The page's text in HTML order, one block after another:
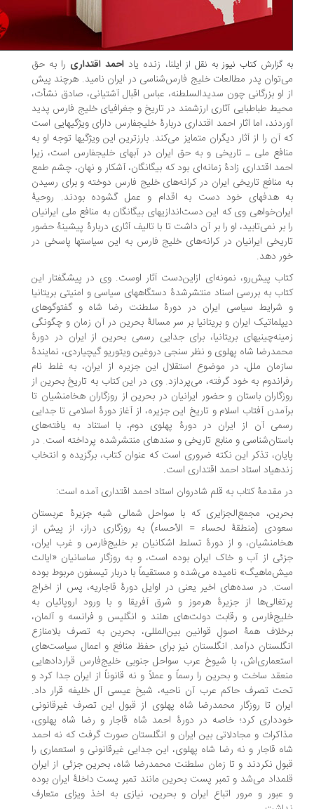
گزارش کتاب نیوز به نقل از ایلنا، زنده یاداحمد اقتداریرا به حق
پدر مطالعات خلیج فارس‌شناسی در ایران نامید. هرچند پیش
او بزرگانی چون سدیدالسلطنه، عباس اقبال آشتیانی، صادق نشأت،
طباطبایی آثاری ارزشمند در تاریخ و جغرافیای خلیج فارس پدید
آوردند، اما آثار احمد اقتداری دربارۀ خلیج‎فارس دارای ویژگیهایی است
آن را از آثار دیگران متمایز می‌کند. بارزترین این ویژگیها توجه او به
منافع ملی ـ تاریخی و به حق ایران در آبهای خلیج‎فارس است، زیرا
اقتداری زادۀ زمانه‌ای بود که بیگانگان، آشکار و نهان، چشم طمع
منافع تاریخی ایران در کرانه‌های خلیج فارس دوخته و برای رسیدن
هدفهای خود دست به اقدام و عمل گشوده بودند. روحیۀ
وی که این دست‌اندازیهای بیگانگان به منافع ملی ایرانیان
بر نمی‌تابید، او را بر آن داشت تا با تالیف آثاری دربارۀ پیشینۀ حضور
ایرانیان در کرانه‌های خلیج فارس به این سیاستها پاسخی در
دهد.
کتاب پیش‌‎رو، نمونه‌ای ازاین‌دست آثار اوست. وی در پیشگفتار این
به بررسی اسناد منتشرشدۀ دستگاههای سیاسی و امنیتی بریتانیا
و شرایط سیاسی ایران در دورۀ سلطنت رضا شاه و گفت‎وگوهای
ایران و بریتانیا بر سر مسالۀ بحرین در آن زمان و چگونگی
بریتانیا، برای جدایی رسمی بحرین از ایران در دورۀ
شاه پهلوی و نظر سنجی دروغین ویتوریو گیچیاردی، نمایندۀ
ملل، در موضوع استقلال این جزیره از ایران، به غلط نام
به خود گرفته، می‌پردازد. وی در این کتاب به تاریخ بحرین از
باستان و حضور ایرانیان در بحرین از روزگاران هخامنشیان تا
آفتاب اسلام و تاریخ این جزیره، از آغاز دورۀ اسلامی تا جدایی
آن از ایران در دورۀ پهلوی دوم، با استناد به یافته‌های
و منابع تاریخی و سندهای منتشر‌شده پرداخته است. در
تذکر این نکته ضروری است که عنوان کتاب، برگزیده و انتخاب
مقدمۀ کتاب به قلم شادروان استاد احمد اقتداری آمده است:
مجمع‌الجزایری که با سواحل شمالی شبه جزیرۀ عربستان
(منطقۀ لحساء = الأحساء) به روزگاری دراز، از پیش از
و از دورۀ تسلط اشکانیان بر خلیج‌فارس و غرب ایران،
از آب و خاک ایران بوده است، و به روزگار ساسانیان «ایالت
نامیده می‌شده و مستقیماً با دربار تیسفون مربوط بوده
در سده‌های اخیر یعنی در اوایل دورۀ قاجاریه، پس از اخراج
از جزیرۀ هرموز و شرق آفریقا و با ورود اروپائیان به
و رقابت دولت‌های هلند و انگلیس و فرانسه و آلمان،
همۀ اصولِ قوانین بین‌المللی، بحرین به تصرف بلامنازع
درآمد. انگلستان نیز برای حفظ منافع و اعمال سیاست‌های
با شیوخ عرب سواحل جنوبی خلیج‌فارس قراردادهایی
ساخت و بحرین را رسماً و عملاً و نه قانوناً از ایران جدا کرد و
تصرف حاکم عرب آن ناحیه، شیخ عیسی آل خلیفه قرار داد.
تا روزگار محمدرضا شاه پهلوی از قبول این تصرف غیرقانونی
کرد؛ ‌خاصه در دورۀ احمد شاه قاجار و رضا شاه پهلوی،
و مجادلاتی بین ایران و انگلستان صورت گرفت که نه احمد
قاجار و نه رضا شاه پهلوی، این جدایی غیرقانونی و استعماری را
نکردند و تا زمان سلطنت محمدرضا شاه، بحرین جزئی از ایران
می‌شد و تمبر پست بحرین مانند تمبر پست داخلۀ ایران بوده
و مرور اتباع ایران و بحرین، نیازی به اخذ ویزای متعارف